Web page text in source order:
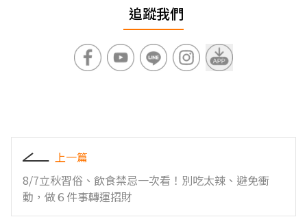
追蹤我們
上一篇
8/7立秋習俗、飲食禁忌一次看！別吃太辣、避免衝
動，做６件事轉運招財